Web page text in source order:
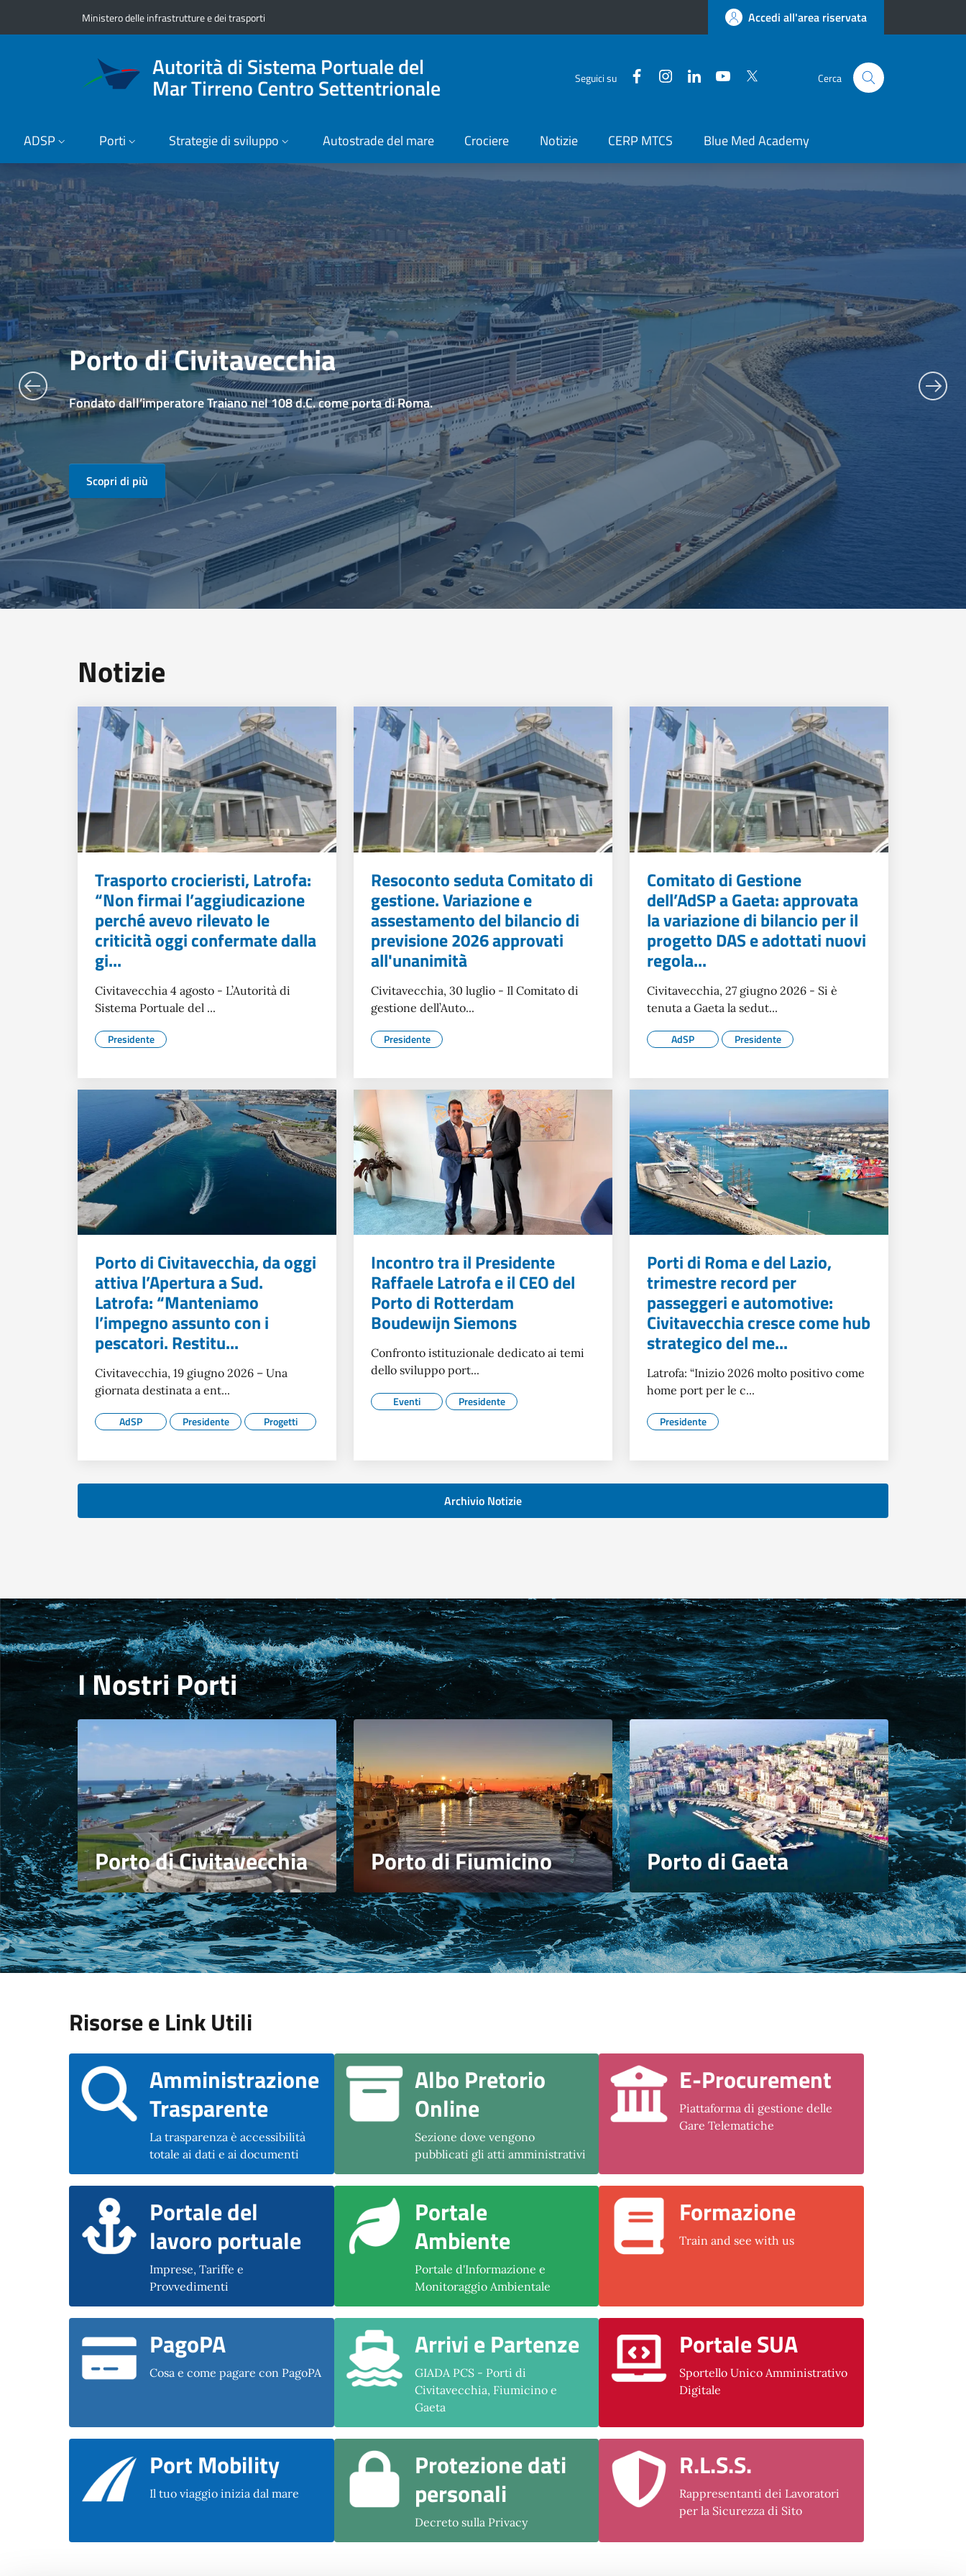
Ministero delle infrastrutture e dei trasporti Accedi all'area riservata
Autorità di Sistema Portuale del
Mar Tirreno Centro Settentrionale Seguici su FacebookInstagramLinkedInYouTube Cerca
ADSP Porti Strategie di sviluppo Autostrade del mare Crociere Notizie CERP MTCS Blue Med Academy
Porto di Civitavecchia
Fondato dall’imperatore Traiano nel 108 d.C. come porta di Roma.
Scopri di più
Notizie
Trasporto crocieristi, Latrofa:
“Non firmai l’aggiudicazione
perché avevo rilevato le
criticità oggi confermate dalla
gi...
Civitavecchia 4 agosto - L’Autorità di
Sistema Portuale del ...
Presidente
Resoconto seduta Comitato di
gestione. Variazione e
assestamento del bilancio di
previsione 2026 approvati
all'unanimità
Civitavecchia, 30 luglio - Il Comitato di
gestione dell’Auto...
Presidente
Comitato di Gestione
dell’AdSP a Gaeta: approvata
la variazione di bilancio per il
progetto DAS e adottati nuovi
regola...
Civitavecchia, 27 giugno 2026 - Si è
tenuta a Gaeta la sedut...
AdSP Presidente
Porto di Civitavecchia, da oggi
attiva l’Apertura a Sud.
Latrofa: “Manteniamo
l’impegno assunto con i
pescatori. Restitu...
Civitavecchia, 19 giugno 2026 – Una
giornata destinata a ent...
AdSP Presidente Progetti
Incontro tra il Presidente
Raffaele Latrofa e il CEO del
Porto di Rotterdam
Boudewijn Siemons
Confronto istituzionale dedicato ai temi
dello sviluppo port...
Eventi Presidente
Porti di Roma e del Lazio,
trimestre record per
passeggeri e automotive:
Civitavecchia cresce come hub
strategico del me...
Latrofa: “Inizio 2026 molto positivo come
home port per le c...
Presidente
Archivio Notizie
I Nostri Porti
Porto di Civitavecchia Porto di Fiumicino Porto di Gaeta
Risorse e Link Utili
Amministrazione
Trasparente
La trasparenza è accessibilità
totale ai dati e ai documenti
Albo Pretorio
Online
Sezione dove vengono
pubblicati gli atti amministrativi
E-Procurement
Piattaforma di gestione delle
Gare Telematiche
Portale del
lavoro portuale
Imprese, Tariffe e
Provvedimenti
Portale
Ambiente
Portale d'Informazione e
Monitoraggio Ambientale
Formazione
Train and see with us
PagoPA
Cosa e come pagare con PagoPA
Arrivi e Partenze
GIADA PCS - Porti di
Civitavecchia, Fiumicino e
Gaeta
Portale SUA
Sportello Unico Amministrativo
Digitale
Port Mobility
Il tuo viaggio inizia dal mare
Protezione dati
personali
Decreto sulla Privacy
R.L.S.S.
Rappresentanti dei Lavoratori
per la Sicurezza di Sito